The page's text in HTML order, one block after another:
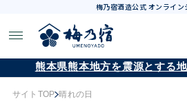
梅乃宿酒造公式 オンライン
熊本県熊本地方を震源とする
サイトTOP 晴れの日